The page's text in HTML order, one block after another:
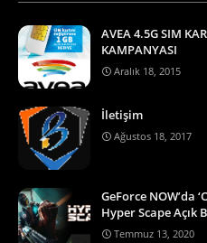
AVEA 4.5G SIM
KAMPANYASI
Aralık 18, 2015
İletişim
Ağustos 18, 2017
GeForce NOW’da
Hyper Scape Açık
Temmuz 13, 2020